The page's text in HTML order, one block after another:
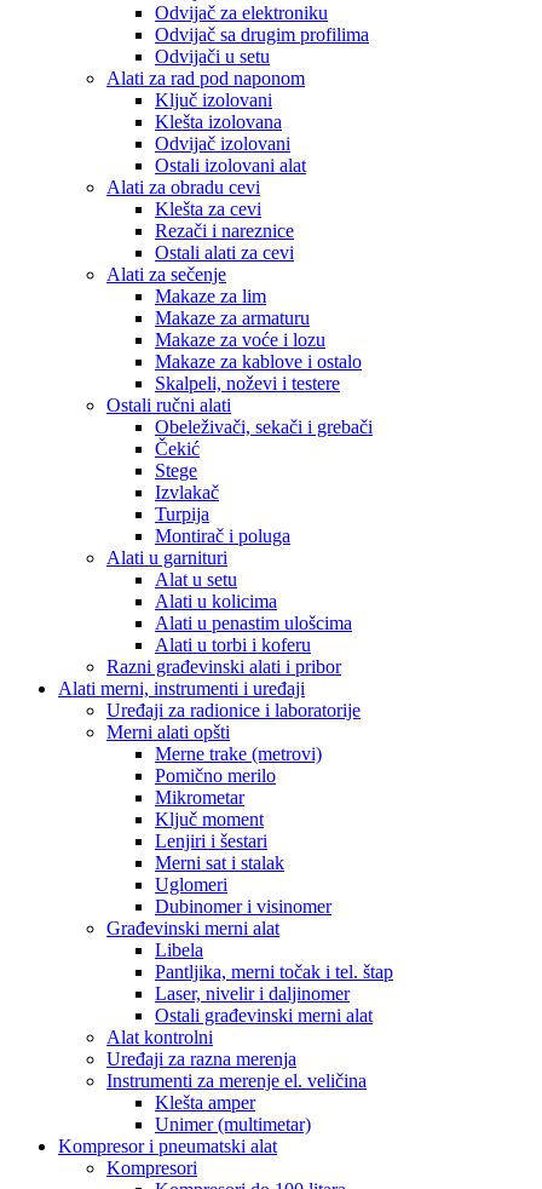
Odvijač za elektroniku
Odvijač sa drugim profilima
Odvijači u setu
Alati za rad pod naponom
Ključ izolovani
Klešta izolovana
Odvijač izolovani
Ostali izolovani alat
Alati za obradu cevi
Klešta za cevi
Rezači i nareznice
Ostali alati za cevi
Alati za sečenje
Makaze za lim
Makaze za armaturu
Makaze za voće i lozu
Makaze za kablove i ostalo
Skalpeli, noževi i testere
Ostali ručni alati
Obeleživači, sekači i grebači
Čekić
Stege
Izvlakač
Turpija
Montirač i poluga
Alati u garnituri
Alat u setu
Alati u kolicima
Alati u penastim ulošcima
Alati u torbi i koferu
Razni građevinski alati i pribor
Alati merni, instrumenti i uređaji
Uređaji za radionice i laboratorije
Merni alati opšti
Merne trake (metrovi)
Pomično merilo
Mikrometar
Ključ moment
Lenjiri i šestari
Merni sat i stalak
Uglomeri
Dubinomer i visinomer
Građevinski merni alat
Libela
Pantljika, merni točak i tel. štap
Laser, nivelir i daljinomer
Ostali građevinski merni alat
Alat kontrolni
Uređaji za razna merenja
Instrumenti za merenje el. veličina
Klešta amper
Unimer (multimetar)
Kompresor i pneumatski alat
Kompresori